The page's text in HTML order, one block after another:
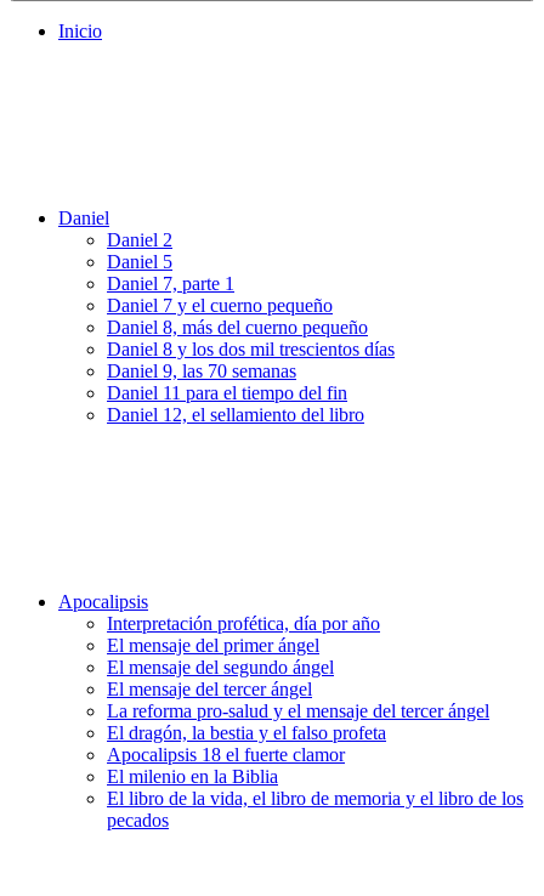
Inicio
Daniel
Daniel 2
Daniel 5
Daniel 7, parte 1
Daniel 7 y el cuerno pequeño
Daniel 8, más del cuerno pequeño
Daniel 8 y los dos mil trescientos días
Daniel 9, las 70 semanas
Daniel 11 para el tiempo del fin
Daniel 12, el sellamiento del libro
Apocalipsis
Interpretación profética, día por año
El mensaje del primer ángel
El mensaje del segundo ángel
El mensaje del tercer ángel
La reforma pro-salud y el mensaje del tercer ángel
El dragón, la bestia y el falso profeta
Apocalipsis 18 el fuerte clamor
El milenio en la Biblia
El libro de la vida, el libro de memoria y el libro de los
pecados